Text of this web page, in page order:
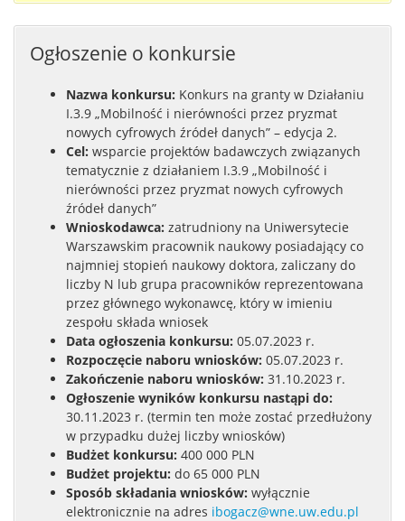
Ogłoszenie o konkursie
Nazwa konkursu: Konkurs na granty w Działaniu
I.3.9 „Mobilność i nierówności przez pryzmat
nowych cyfrowych źródeł danych” – edycja 2.
Cel: wsparcie projektów badawczych związanych
tematycznie z działaniem I.3.9 „Mobilność i
nierówności przez pryzmat nowych cyfrowych
źródeł danych”
Wnioskodawca: zatrudniony na Uniwersytecie
Warszawskim pracownik naukowy posiadający co
najmniej stopień naukowy doktora, zaliczany do
liczby N lub grupa pracowników reprezentowana
przez głównego wykonawcę, który w imieniu
zespołu składa wniosek
Data ogłoszenia konkursu: 05.07.2023 r.
Rozpoczęcie naboru wniosków: 05.07.2023 r.
Zakończenie naboru wniosków: 31.10.2023 r.
Ogłoszenie wyników konkursu nastąpi do:
30.11.2023 r. (termin ten może zostać przedłużony
w przypadku dużej liczby wniosków)
Budżet konkursu: 400 000 PLN
Budżet projektu: do 65 000 PLN
Sposób składania wniosków: wyłącznie
elektronicznie na adres ibogacz@wne.uw.edu.pl